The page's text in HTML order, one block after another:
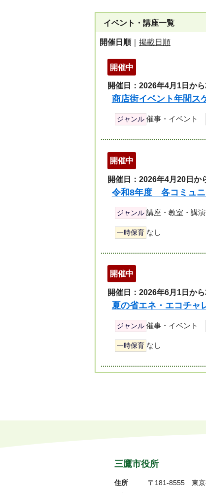
イベント・講座一覧
開催日順｜ 掲載日順
開催中
開催日：2026年4月1日か
商店街イベント年間ス
ジャンル 催事・イベント
開催中
開催日：2026年4月20日か
令和8年度 各コミュ
ジャンル 講座・教室・講
一時保育 なし
開催中
開催日：2026年6月1日か
夏の省エネ・エコチャ
ジャンル 催事・イベント
一時保育 なし
ト
三鷹市役所
住所 〒181-8555 東